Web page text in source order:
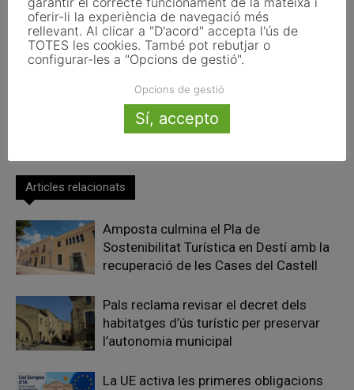
Escalada de l’IBI per salvar els
Cicle «Alcaldes i Universitat»
amb Gael Rodríguez, alcalde
Articles relacionats
Amposta culmina el Pla de
Sostenibilitat Turística en Destí amb la
recuperació de les Cases del Castell
Pals reclama revisar el decret dels
habitatges d’ús turístic per preservar
l’autonomia municipal
La UE activa les primeres obligacions
oferir-li la experiència de navegació més
rellevant. Al clicar a "D'acord" accepta l'ús de
TOTES les cookies. També pot rebutjar o
configurar-les a "Opcions de gestió".
Opcions de gestió
Sí, accepto